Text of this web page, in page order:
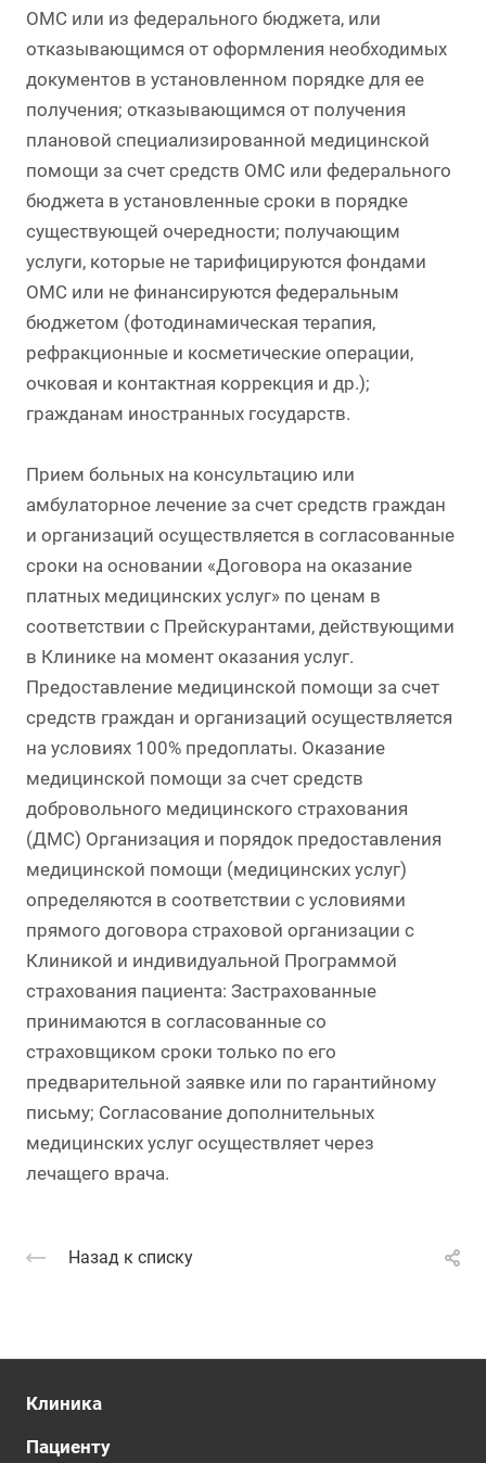
ОМС или из федерального бюджета, или
отказывающимся от оформления необходимых
документов в установленном порядке для ее
получения; отказывающимся от получения
плановой специализированной медицинской
помощи за счет средств ОМС или федерального
бюджета в установленные сроки в порядке
существующей очередности; получающим
услуги, которые не тарифицируются фондами
ОМС или не финансируются федеральным
бюджетом (фотодинамическая терапия,
рефракционные и косметические операции,
очковая и контактная коррекция и др.);
гражданам иностранных государств.
Прием больных на консультацию или
амбулаторное лечение за счет средств граждан
и организаций осуществляется в согласованные
сроки на основании «Договора на оказание
платных медицинских услуг» по ценам в
соответствии с Прейскурантами, действующими
в Клинике на момент оказания услуг.
Предоставление медицинской помощи за счет
средств граждан и организаций осуществляется
на условиях 100% предоплаты. Оказание
медицинской помощи за счет средств
добровольного медицинского страхования
(ДМС) Организация и порядок предоставления
медицинской помощи (медицинских услуг)
определяются в соответствии с условиями
прямого договора страховой организации с
Клиникой и индивидуальной Программой
страхования пациента: Застрахованные
принимаются в согласованные со
страховщиком сроки только по его
предварительной заявке или по гарантийному
письму; Согласование дополнительных
медицинских услуг осуществляет через
лечащего врача.
Назад к списку
Клиника
Пациенту